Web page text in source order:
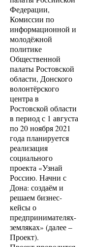
Федерации,
Комиссии по
информационной и
молодёжной
политике
Общественной
палаты Ростовской
области, Донского
волонтёрского
центра в
Ростовской области
в период с 1 августа
по 20 ноября 2021
года планируется
реализация
социального
проекта «Узнай
Россию. Начни с
Дона: создаём и
решаем бизнес-
кейсы о
предпринимателях-
земляках» (далее –
Проект).